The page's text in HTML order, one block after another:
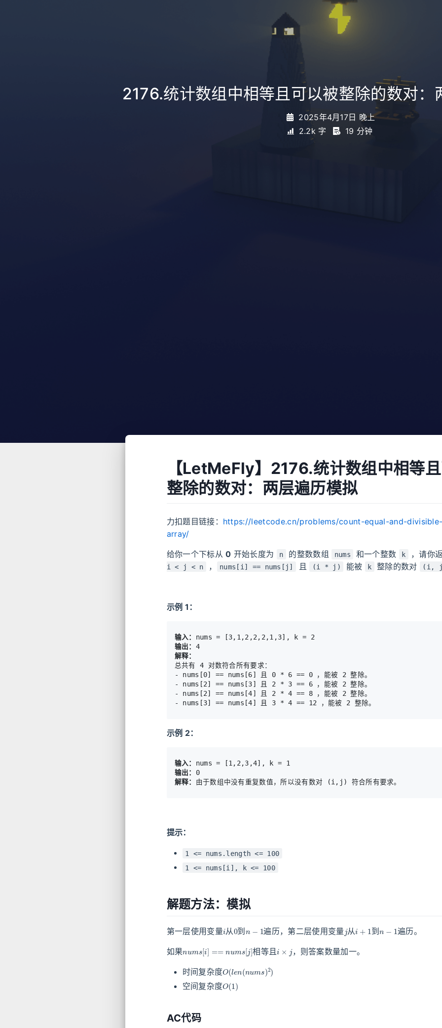
2176.统计数组中相等且可以被整除的数对：
2025年4月17日 晚上
2.2k 字
19 分钟
【LetMeFly】2176.统计数组中相等
整除的数对：两层遍历模拟
力扣题目链接： https://leetcode.cn/problems/count-equal-and-
array/
给你一个下标从0 开始长度为 n 的整数数组 nums 和一个整数 k ，请你
i < j < n ， nums[i] == nums[j] 且 (i * j) 能被 k 整除的数对 (i,
示例 1：
输入：
输出：
4
解释：
总共有 4 对数符合所有要求：
- nums[0] == nums[6] 且 0 * 6 == 0 ，能被 2 整除。
- nums[2] == nums[3] 且 2 * 3 == 6 ，能被 2 整除。
- nums[2] == nums[4] 且 2 * 4 == 8 ，能被 2 整除。
示例 2：
输入：
输出：
0
解释：
提示：
1 <= nums.length <= 100
1 <= nums[i], k <= 100
解题方法：模拟
第一层使用变量 从 到 遍历，第二层使用变量 从 到 遍历。
如果 相等且 ，则答案数量加一。
时间复杂度
空间复杂度
O (1)
AC代码